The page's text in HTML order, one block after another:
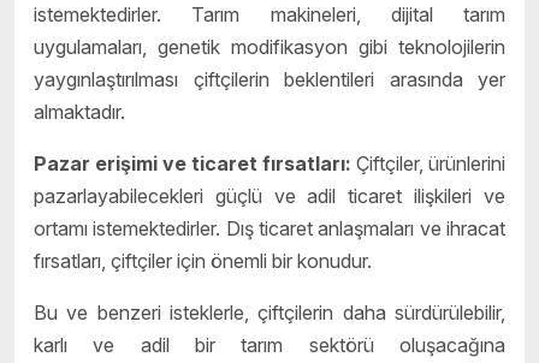
istemektedirler. Tarım makineleri, dijital tarım
uygulamaları, genetik modifikasyon gibi teknolojilerin
yaygınlaştırılması çiftçilerin beklentileri arasında yer
almaktadır.
Pazar erişimi ve ticaret fırsatları: Çiftçiler, ürünlerini
pazarlayabilecekleri güçlü ve adil ticaret ilişkileri ve
ortamı istemektedirler. Dış ticaret anlaşmaları ve ihracat
fırsatları, çiftçiler için önemli bir konudur.
Bu ve benzeri isteklerle, çiftçilerin daha sürdürülebilir,
karlı ve adil bir tarım sektörü oluşacağına